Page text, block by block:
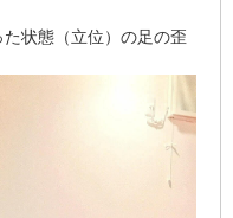
状態（立位）の足の歪